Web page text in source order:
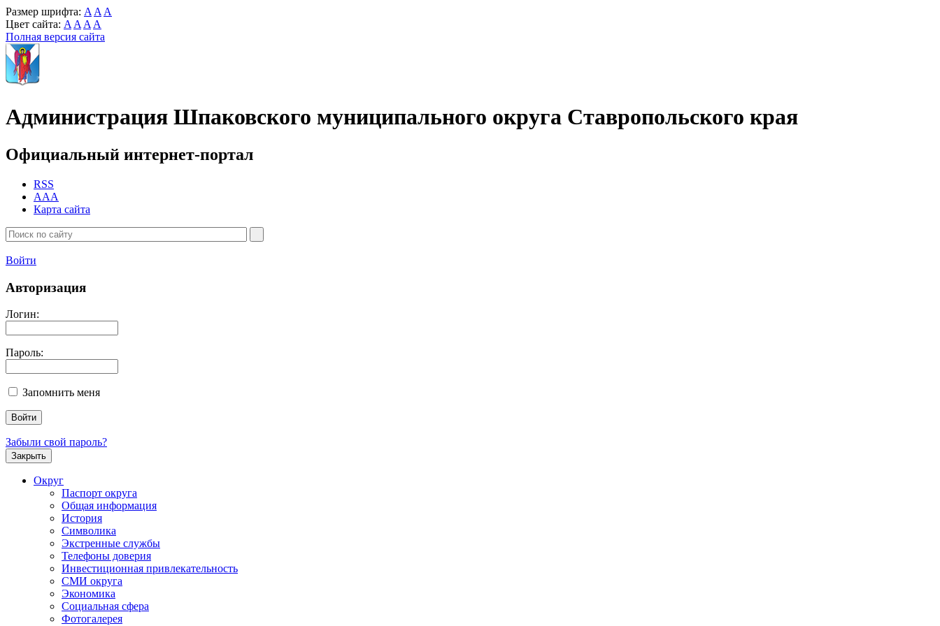
Размер шрифта: A A A
Цвет сайта: A A A A
Полная версия сайта
Администрация Шпаковского муниципального округа Ставропольского края
Официальный интернет-портал
RSS
AAA
Карта сайта
Войти
Авторизация
Логин:
Пароль:
Запомнить меня
Забыли свой пароль?
Закрыть
Округ
Паспорт округа
Общая информация
История
Символика
Экстренные службы
Телефоны доверия
Инвестиционная привлекательность
СМИ округа
Экономика
Социальная сфера
Фотогалерея